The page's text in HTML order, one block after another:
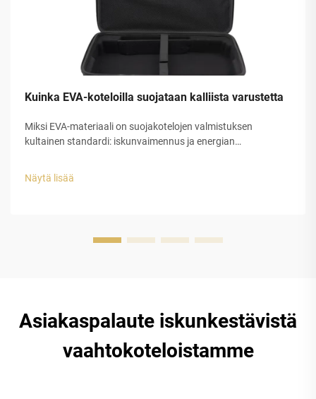
Kuinka EVA-koteloilla suojataan kalliista varustetta
Miksi EVA-materiaali on suojakotelojen valmistuksen
kultainen standardi: iskunvaimennus ja energian
sen erityisen suljetun...
Näytä lisää
Asiakaspalaute iskunkestävistä
vaahtokoteloistamme